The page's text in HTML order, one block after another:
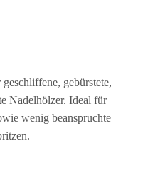
gebürstete,
Nadelhölzer. Ideal für
wenig beanspruchte